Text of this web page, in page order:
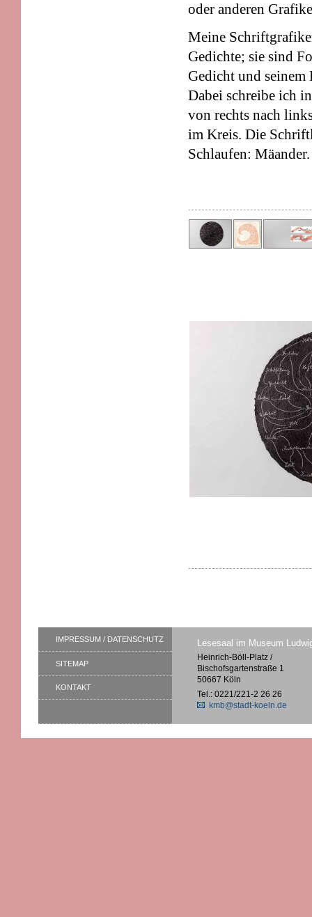
oder anderen
Meine
Gedichte; sie sind
Gedicht und seinem
Dabei schreibe ich
von rechts nach
im Kreis. Die
Schlaufen: Mäander.
IMPRESSUM / DATENSCHUTZ
SITEMAP
KONTAKT
Lesesaal im Museum
Heinrich-Böll-Platz /
Bischofsgartenstraße 1
50667 Köln
Tel.: 0221/221-2 26 26
kmb@stadt-koeln.de